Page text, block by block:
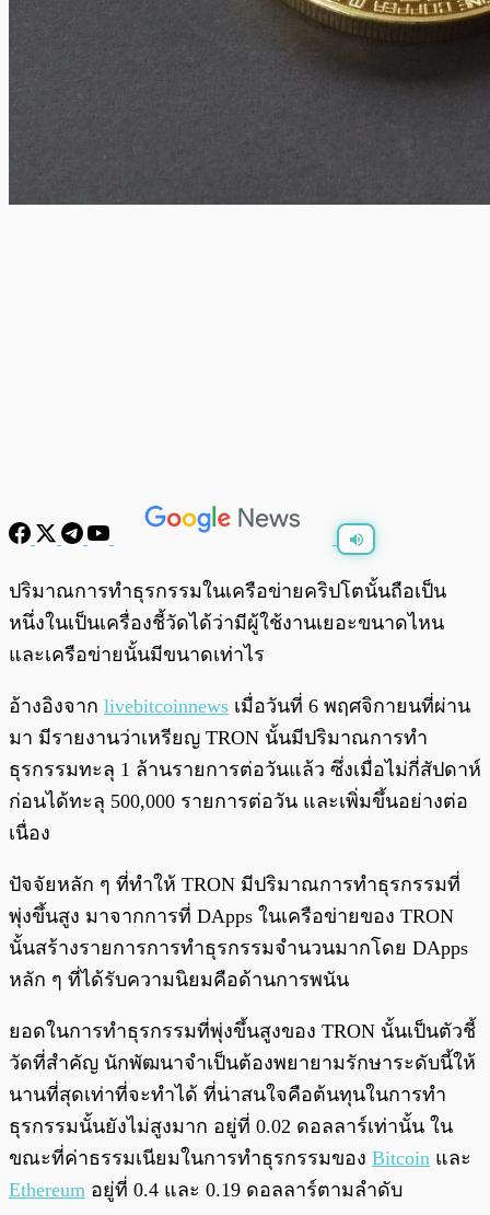
0:00/ 0:00
ปริมาณการทำธุรกรรมในเครือข่ายคริปโตนั้นถือเป็น
หนึ่งในเป็นเครื่องชี้วัดได้ว่ามีผู้ใช้งานเยอะขนาดไหน
และเครือข่ายนั้นมีขนาดเท่าไร
อ้างอิงจาก livebitcoinnews เมื่อวันที่ 6 พฤศจิกายนที่ผ่าน
มา มีรายงานว่าเหรียญ TRON นั้นมีปริมาณการทำ
ธุรกรรมทะลุ 1 ล้านรายการต่อวันแล้ว ซึ่งเมื่อไม่กี่สัปดาห์
ก่อนได้ทะลุ 500,000 รายการต่อวัน และเพิ่มขึ้นอย่างต่อ
เนื่อง
ปัจจัยหลัก ๆ ที่ทำให้ TRON มีปริมาณการทำธุรกรรมที่
พุ่งขึ้นสูง มาจากการที่ DApps ในเครือข่ายของ TRON
นั้นสร้างรายการการทำธุรกรรมจำนวนมากโดย DApps
หลัก ๆ ที่ได้รับความนิยมคือด้านการพนัน
ยอดในการทำธุรกรรมที่พุ่งขึ้นสูงของ TRON นั้นเป็นตัวชี้
วัดที่สำคัญ นักพัฒนาจำเป็นต้องพยายามรักษาระดับนี้ให้
นานที่สุดเท่าที่จะทำได้ ที่น่าสนใจคือต้นทุนในการทำ
ธุรกรรมนั้นยังไม่สูงมาก อยู่ที่ 0.02 ดอลลาร์เท่านั้น ใน
ขณะที่ค่าธรรมเนียมในการทำธุรกรรมของ Bitcoin และ
Ethereum อยู่ที่ 0.4 และ 0.19 ดอลลาร์ตามลำดับ